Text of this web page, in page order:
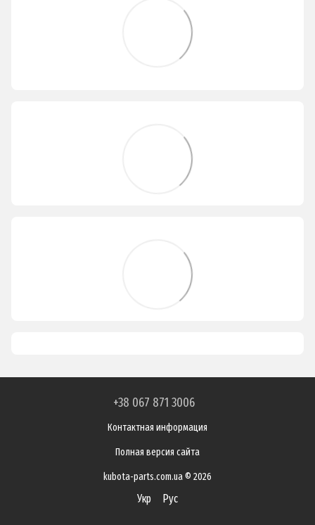
+38 067 871 3006
Контактная информация
Полная версия сайта
kubota-parts.com.ua © 2026
Укр Рус